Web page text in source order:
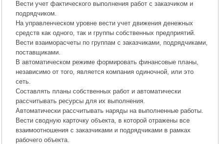
Вести учет фактического выполнения работ с заказчиком и
подрядчиком.
На управленческом уровне вести учет движения денежных
средств как одного, так и группы собственных предприятий.
Вести взаиморасчеты по группам с заказчиками, подрядчиками,
поставщиками.
В автоматическом режиме формировать финансовые планы,
независимо от того, является компания одиночной, или это
сеть.
Составлять планы собственных работ и автоматически
рассчитывать ресурсы для их выполнения.
Автоматически рассчитывать наряды на выполненные работы.
Вести сводную карточку объекта, в которой отражены все
взаимоотношения с заказчиками и подрядчиками в рамках
рабочего объекта.